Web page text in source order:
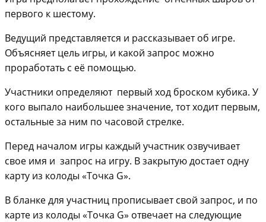
первого к шестому.
Ведущий представляется и рассказывает об игре.
Объясняет цель игры, и какой запрос можно
проработать с её помощью.
Участники определяют первый ход броском кубика. У
кого выпало наибольшее значение, тот ходит первым,
остальные за ним по часовой стрелке.
Перед началом игры каждый участник озвучивает
свое имя и запрос на игру. В закрытую достает одну
карту из колоды «Точка G».
В бланке для участниц прописывает свой запрос, и по
карте из колоды «Точка G» отвечает на следующие